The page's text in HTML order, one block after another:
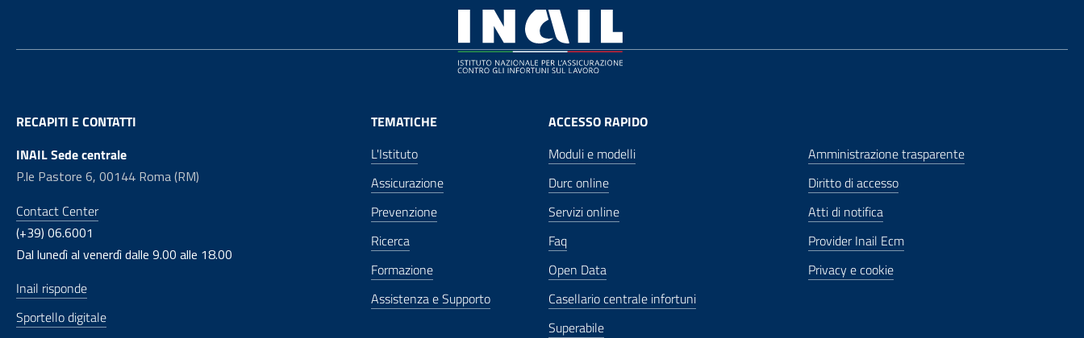
RECAPITI E CONTATTI
INAIL Sede centrale
P.le Pastore 6, 00144 Roma (RM)
Contact Center
(+39) 06.6001
Dal lunedì al venerdì dalle 9.00 alle 18.00
Inail risponde
Sportello digitale
TEMATICHE
L'Istituto
Assicurazione
Prevenzione
Ricerca
Formazione
Assistenza e Supporto
ACCESSO RAPIDO
Moduli e modelli
Durc online
Servizi online
Faq
Open Data
Casellario centrale infortuni
Superabile
Amministrazione trasparente
Diritto di accesso
Atti di notifica
Provider Inail Ecm
Privacy e cookie